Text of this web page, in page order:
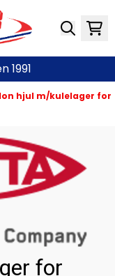
1991
hjul m/kulelager for
for